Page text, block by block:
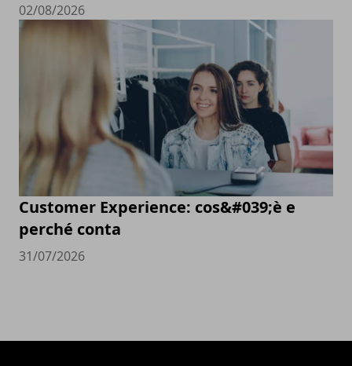
02/08/2026
Customer Experience: cos&#039;è e
perché conta
31/07/2026